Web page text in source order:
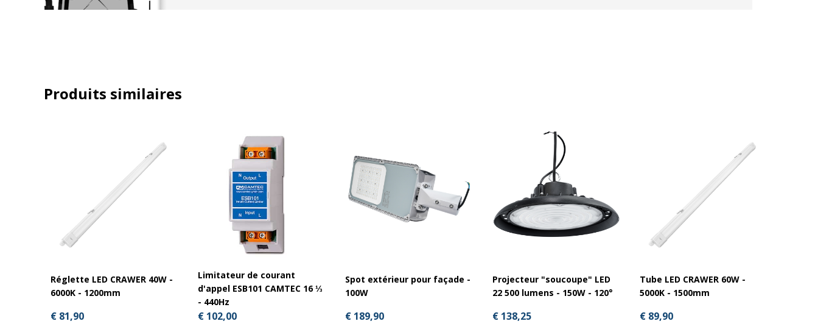
Produits similaires
Réglette LED CRAWER 40W -
6000K - 1200mm
€ 81,90
Limitateur de courant
d'appel ESB101 CAMTEC 16 ⅓
- 440Hz
€ 102,00
Spot extérieur pour façade -
100W
€ 189,90
Projecteur "soucoupe" LED
22 500 lumens - 150W - 120°
€ 138,25
Tube LED CRAWER 60W -
5000K - 1500mm
€ 89,90